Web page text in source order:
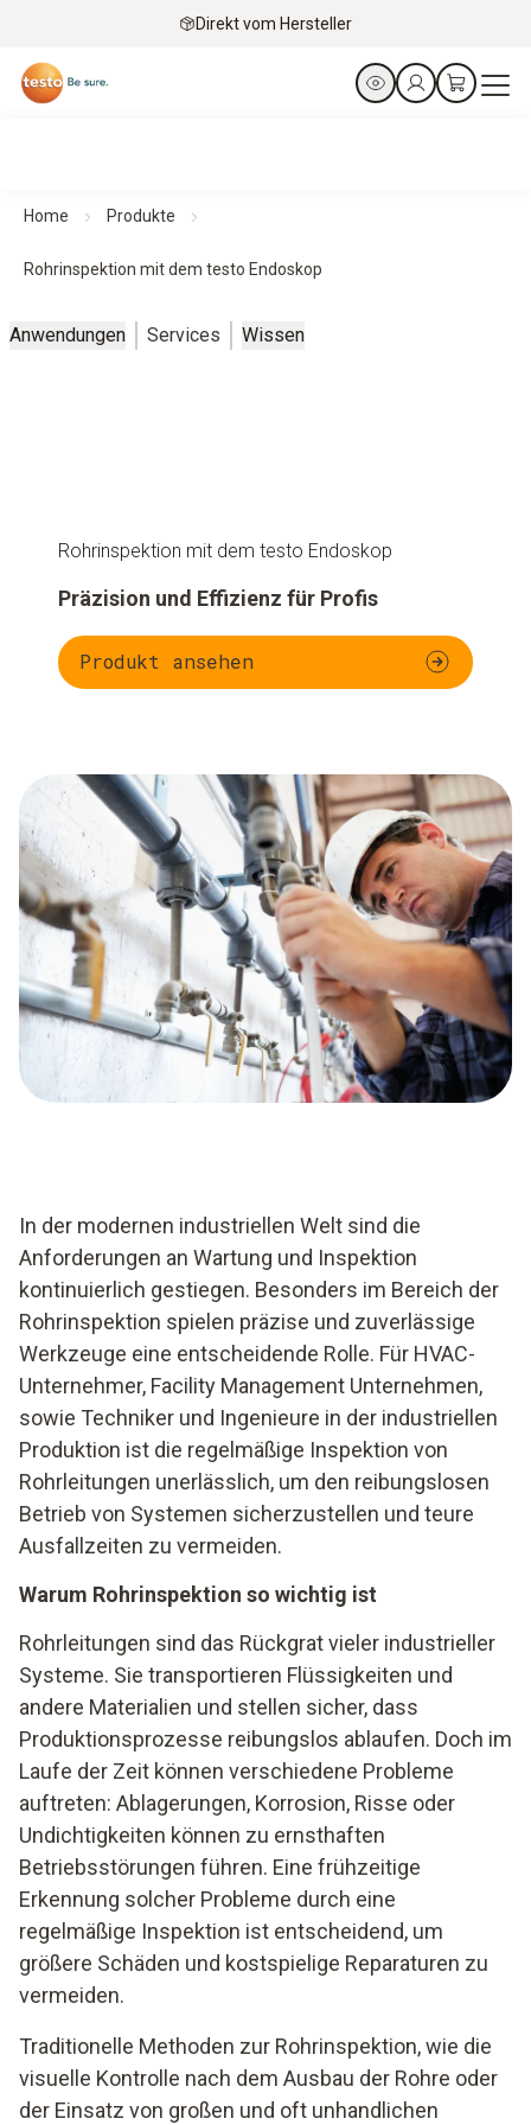
Direkt vom Hersteller
Home Produkte
Rohrinspektion mit dem testo Endoskop
Anwendungen Services Wissen
Rohrinspektion mit dem testo Endoskop
Präzision und Effizienz für Profis
Produkt ansehen
In der modernen industriellen Welt sind die
Anforderungen an Wartung und Inspektion
kontinuierlich gestiegen. Besonders im Bereich der
Rohrinspektion spielen präzise und zuverlässige
Werkzeuge eine entscheidende Rolle. Für HVAC-
Unternehmer, Facility Management Unternehmen,
sowie Techniker und Ingenieure in der industriellen
Produktion ist die regelmäßige Inspektion von
Rohrleitungen unerlässlich, um den reibungslosen
Betrieb von Systemen sicherzustellen und teure
Ausfallzeiten zu vermeiden.
Warum Rohrinspektion so wichtig ist
Rohrleitungen sind das Rückgrat vieler industrieller
Systeme. Sie transportieren Flüssigkeiten und
andere Materialien und stellen sicher, dass
Produktionsprozesse reibungslos ablaufen. Doch im
Laufe der Zeit können verschiedene Probleme
auftreten: Ablagerungen, Korrosion, Risse oder
Undichtigkeiten können zu ernsthaften
Betriebsstörungen führen. Eine frühzeitige
Erkennung solcher Probleme durch eine
regelmäßige Inspektion ist entscheidend, um
größere Schäden und kostspielige Reparaturen zu
vermeiden.
Traditionelle Methoden zur Rohrinspektion, wie die
visuelle Kontrolle nach dem Ausbau der Rohre oder
der Einsatz von großen und oft unhandlichen